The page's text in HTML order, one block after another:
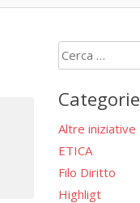
Ricerca
per:
Categorie
Altre iniziative
ETICA
Filo Diritto
Highligt